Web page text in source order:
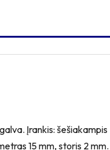
Įrankis:
15 mm, storis 2